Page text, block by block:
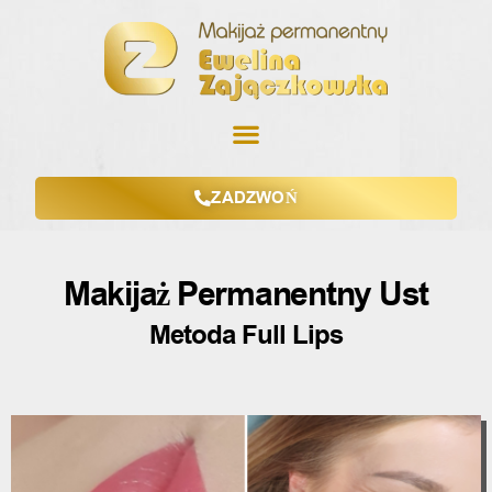
ZADZWOŃ
Makijaż Permanentny Ust
Metoda Full Lips